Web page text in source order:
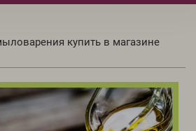
купить в магазине